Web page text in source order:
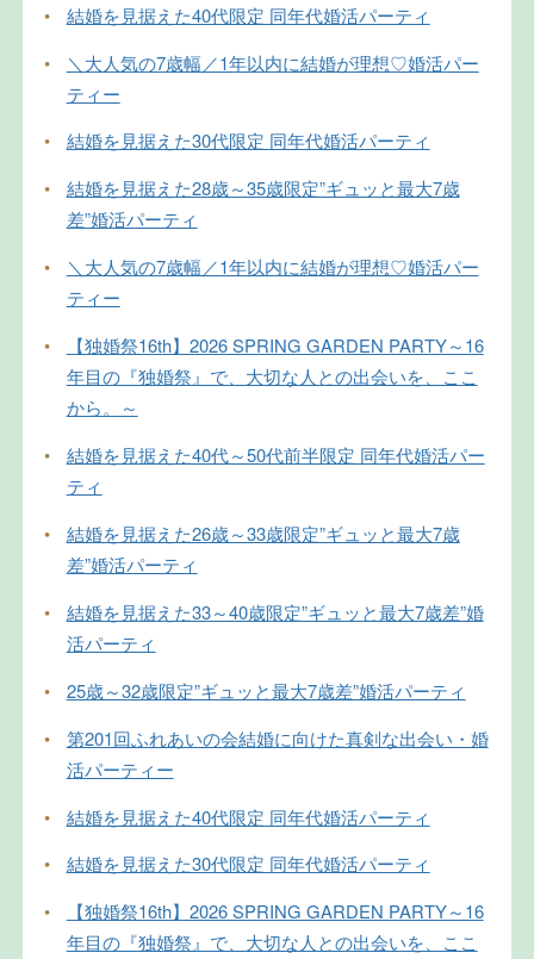
•
結婚を見据えた40代限定 同年代婚活パーティ
•
＼大人気の7歳幅／1年以内に結婚が理想♡婚活パー
ティー
•
結婚を見据えた30代限定 同年代婚活パーティ
•
結婚を見据えた28歳～35歳限定”ギュッと最大7歳
差”婚活パーティ
•
＼大人気の7歳幅／1年以内に結婚が理想♡婚活パー
ティー
•
【独婚祭16th】2026 SPRING GARDEN PARTY～16
年目の『独婚祭』で、大切な人との出会いを、ここ
から。～
•
結婚を見据えた40代～50代前半限定 同年代婚活パー
ティ
•
結婚を見据えた26歳～33歳限定”ギュッと最大7歳
差”婚活パーティ
•
結婚を見据えた33～40歳限定”ギュッと最大7歳差”婚
活パーティ
•
25歳～32歳限定”ギュッと最大7歳差”婚活パーティ
•
第201回ふれあいの会結婚に向けた真剣な出会い・婚
活パーティー
•
結婚を見据えた40代限定 同年代婚活パーティ
•
結婚を見据えた30代限定 同年代婚活パーティ
•
【独婚祭16th】2026 SPRING GARDEN PARTY～16
年目の『独婚祭』で、大切な人との出会いを、ここ